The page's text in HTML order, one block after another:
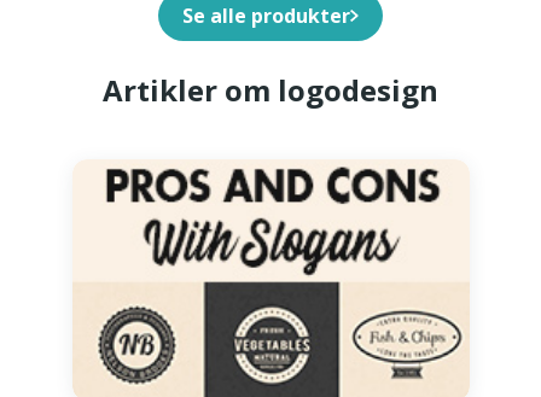
Se alle produkter
Artikler om logodesign